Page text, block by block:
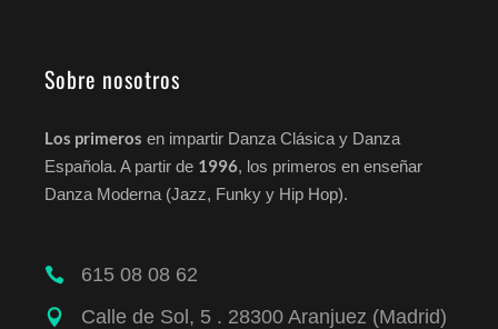
Sobre nosotros
Los primeros en impartir Danza Clásica y Danza
Española. A partir de 1996, los primeros en enseñar
Danza Moderna (Jazz, Funky y Hip Hop).
615 08 08 62
Calle de Sol, 5 . 28300 Aranjuez (Madrid)